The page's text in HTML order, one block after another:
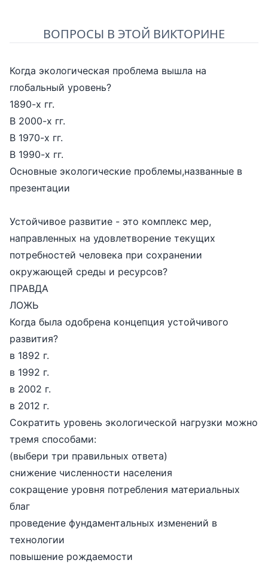
ВОПРОСЫ В ЭТОЙ ВИКТОРИНЕ
Когда экологическая проблема вышла на
глобальный уровень?
1890-х гг.
В 2000-х гг.
В 1970-х гг.
В 1990-х гг.
Основные экологические проблемы,названные в
презентации
Устойчивое развитие - это комплекс мер,
направленных на удовлетворение текущих
потребностей человека при сохранении
окружающей среды и ресурсов?
ПРАВДА
ЛОЖЬ
Когда была одобрена концепция устойчивого
развития?
в 1892 г.
в 1992 г.
в 2002 г.
в 2012 г.
Сократить уровень экологической нагрузки можно
тремя способами:
(выбери три правильных ответа)
снижение численности населения
сокращение уровня потребления материальных
благ
проведение фундаментальных изменений в
технологии
повышение рождаемости